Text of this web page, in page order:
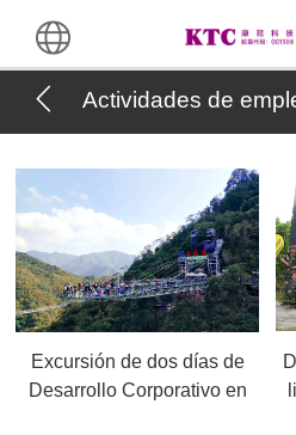
Actividades de
Excursión de dos días de
Desarrollo Corporativo en